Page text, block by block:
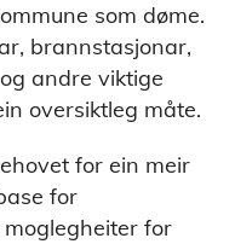
som døme.
brannstasjonar,
andre viktige
oversiktleg måte.
for ein meir
for
for